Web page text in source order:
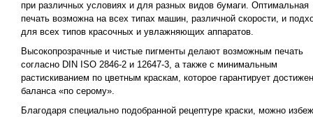
при различных условиях и для разных видов бумаги. Оптимальная
печать возможна на всех типах машин, различной скорости, и
для всех типов красочных и увлажняющих аппаратов.
Высокопрозрачные и чистые пигменты делают возможным печать
согласно DIN ISO 2846-2 и 12647-3, а также с минимальным
растискиванием по цветным краскам, которое гарантирует
баланса «по серому».
Благодаря специально подобранной рецептуре краски, можно